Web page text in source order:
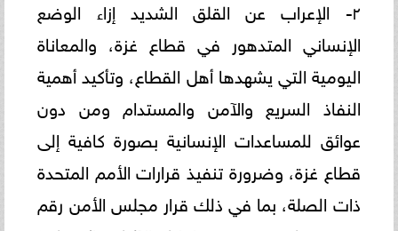
٢- الإعراب عن القلق الشديد إزاء الوضع
الإنساني المتدهور في قطاع غزة، والمعاناة
اليومية التي يشهدها أهل القطاع، وتأكيد أهمية
النفاذ السريع والآمن والمستدام ومن دون
عوائق للمساعدات الإنسانية بصورة كافية إلى
قطاع غزة، وضرورة تنفيذ قرارات الأمم المتحدة
ذات الصلة، بما في ذلك قرار مجلس الأمن رقم